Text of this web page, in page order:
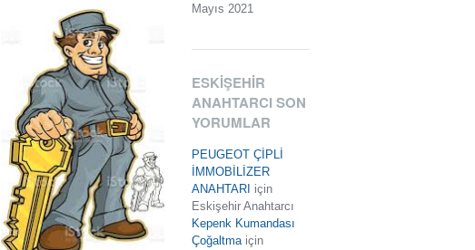
Mayıs 2021
ESKIŞEHIR
ANAHTARCI SON
YORUMLAR
PEUGEOT ÇİPLİ
İMMOBİLİZER
ANAHTARI için
Eskişehir Anahtarcı
Kepenk Kumandası
Çoğaltmaiçin